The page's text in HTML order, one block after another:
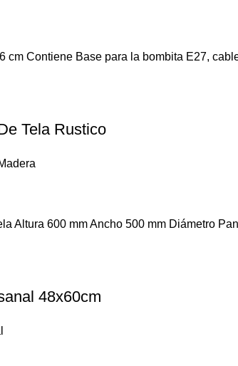
cm Contiene Base para la bombita E27,
Tela Rustico
Altura 600 mm Ancho 500 mm Diámetro
48x60cm